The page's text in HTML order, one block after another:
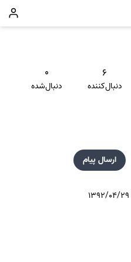
۶
دنبال‌کننده
۰
دنبال‌شده
ارسال پیام
۱۳۹۲/۰۴/۲۹